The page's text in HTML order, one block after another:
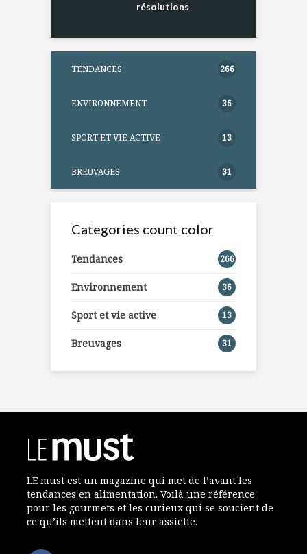
résolutions
TENDANCES 266
ENVIRONNEMENT 36
SPORT ET VIE ACTIVE 13
BREUVAGES 31
Categories count color
Tendances 266
Environnement 36
Sport et vie active 13
Breuvages 31
LE must est un magazine qui met de l’avant les
tendances en alimentation. Voilà une référence
pour les gourmets et les curieux qui se soucient de
ce qu’ils mettent dans leur assiette.